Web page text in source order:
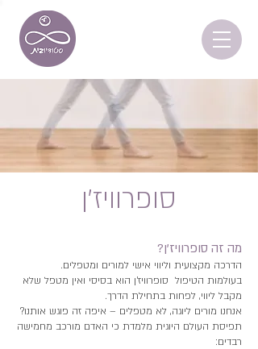
סופרוויז'ן
מה זה סופרוויז'ן?
הדרכה מקצועית וליווי אישי למורים ומטפלים.
בעולמות הטיפול סופרוויז'ן הוא בסיסי ואין מטפל שלא
מקבל ליווי, לפחות בתחילת הדרך.
אנחנו מורים ליוגה, לא מטפלים – איפה זה פוגש אותנו?
תפיסת העולם היוגית מלמדת כי האדם מורכב מחמישה
רבדים: